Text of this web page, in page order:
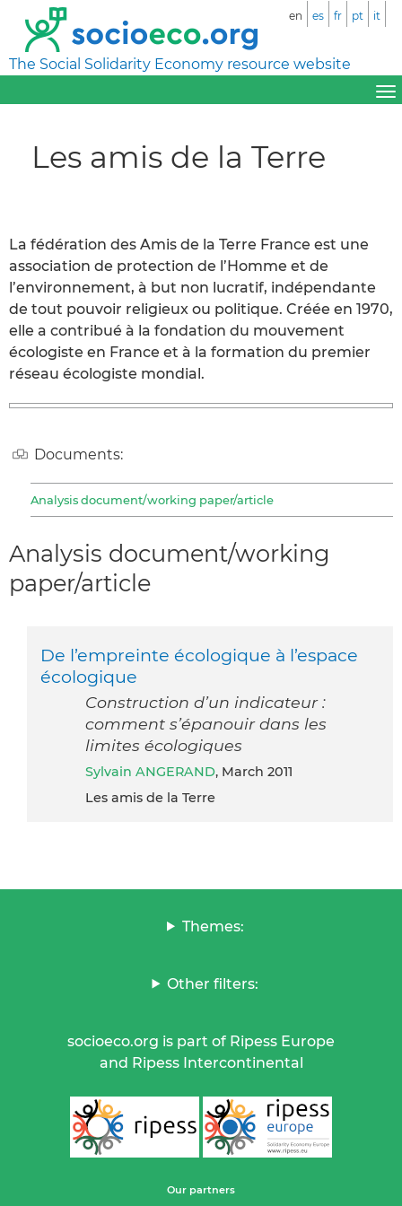
The Social Solidarity Economy resource website
en es fr pt it
Les amis de la Terre
La fédération des Amis de la Terre France est une
association de protection de l’Homme et de
l’environnement, à but non lucratif, indépendante
de tout pouvoir religieux ou politique. Créée en 1970,
elle a contribué à la fondation du mouvement
écologiste en France et à la formation du premier
réseau écologiste mondial.
Documents:
Analysis document/working paper/article
Analysis document/working
paper/article
De l’empreinte écologique à l’espace
écologique
Construction d’un indicateur :
comment s’épanouir dans les
limites écologiques
Sylvain ANGERAND, March 2011
Les amis de la Terre
Themes:
Other filters:
socioeco.org is part of Ripess Europe
and Ripess Intercontinental
Our partners